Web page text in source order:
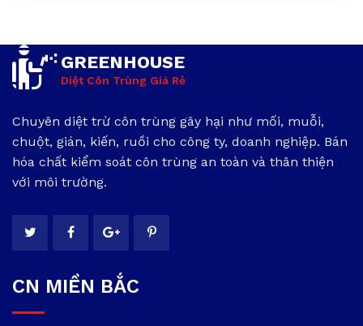
GREENHOUSE
Diệt Côn Trùng Giá Rẻ
Chuyên diệt trừ côn trùng gây hại như mối, muỗi,
chuột, gián, kiến, ruồi cho công ty, doanh nghiệp. Bán
hóa chất kiểm soát côn trùng an toàn và thân thiện
với môi trường.
CN MIỀN BẮC